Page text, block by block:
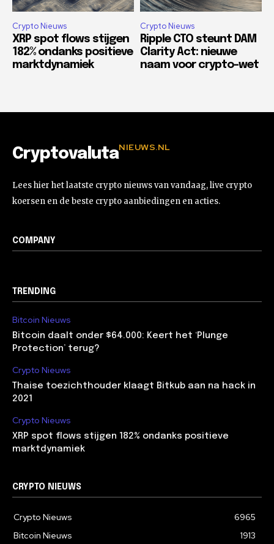
Crypto Nieuws
XRP spot flows stijgen
182% ondanks positieve
marktdynamiek
Crypto Nieuws
Ripple CTO steunt DAM
Clarity Act: nieuwe
naam voor crypto-wet
CryptovalutaNIEUWS.NL
Lees hier het laatste crypto nieuws van vandaag, live crypto
koersen en de beste crypto aanbiedingen en acties.
COMPANY
TRENDING
Bitcoin Nieuws
Bitcoin daalt onder $64.000: Keert het ‘Plunge
Protection’ terug?
Crypto Nieuws
Thaise toezichthouder klaagt Bitkub aan na hack in
2021
Crypto Nieuws
XRP spot flows stijgen 182% ondanks positieve
marktdynamiek
CRYPTO NIEUWS
Crypto Nieuws
6965
Bitcoin Nieuws
1913